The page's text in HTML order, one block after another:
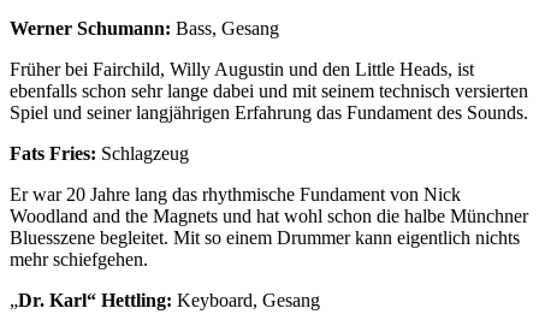
Werner Schumann: Bass, Gesang
Früher bei Fairchild, Willy Augustin und den Little Heads, ist
ebenfalls schon sehr lange dabei und mit seinem technisch versierten
Spiel und seiner langjährigen Erfahrung das Fundament des Sounds.
Fats Fries: Schlagzeug
Er war 20 Jahre lang das rhythmische Fundament von Nick
Woodland and the Magnets und hat wohl schon die halbe Münchner
Bluesszene begleitet. Mit so einem Drummer kann eigentlich nichts
mehr schiefgehen.
„Dr. Karl“ Hettling: Keyboard, Gesang